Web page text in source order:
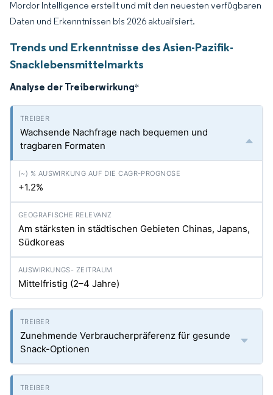
Mordor Intelligence erstellt und mit den neuesten verfügbaren
Daten und Erkenntnissen bis 2026 aktualisiert.
Trends und Erkenntnisse des Asien-Pazifik-
Snacklebensmittelmarkts
Analyse der Treiberwirkung*
Wachsende Nachfrage nach bequemen und
tragbaren Formaten
+1.2%
Am stärksten in städtischen Gebieten Chinas, Japans,
Südkoreas
Mittelfristig (2–4 Jahre)
Zunehmende Verbraucherpräferenz für gesunde
Snack-Optionen